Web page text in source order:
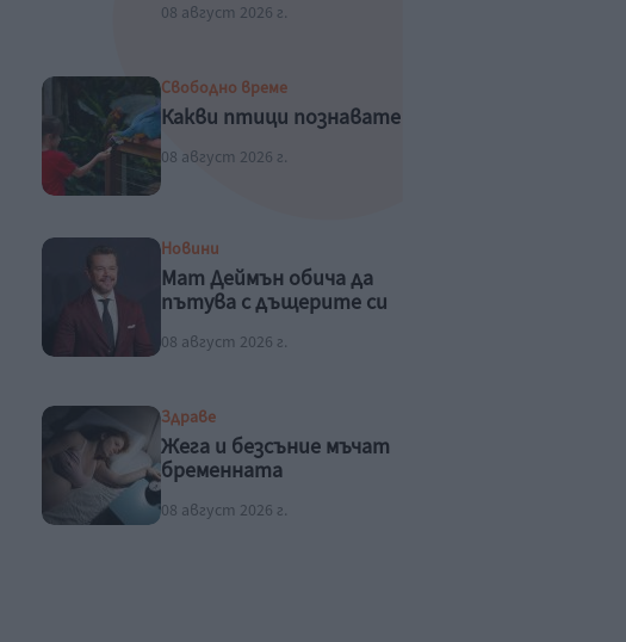
08 август 2026 г.
Свободно време
Какви птици познавате
08 август 2026 г.
Новини
Мат Деймън обича да
пътува с дъщерите си
08 август 2026 г.
Здраве
Жега и безсъние мъчат
бременната
08 август 2026 г.